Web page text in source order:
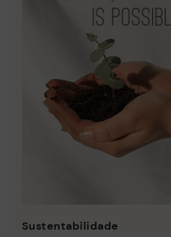
Sustentabilidade